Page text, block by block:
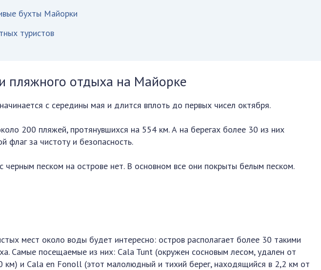
бухты Майорки
туристов
пляжного отдыха на Майорке
с середины мая и длится вплоть до первых чисел октября.
200 пляжей, протянувшихся на 554 км. А на берегах более 30 из них
флаг за чистоту и безопасность.
черным песком на острове нет. В основном все они покрыты белым песком.
мест около воды будет интересно: остров располагает более 30 такими
Самые посещаемые из них: Cala Tunt (окружен сосновым лесом, удален от
км) и Cala en Fonoll (этот малолюдный и тихий берег, находящийся в 2,2 км от